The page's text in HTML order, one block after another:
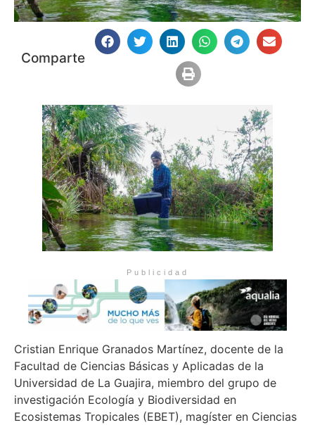
Comparte
Publicidad
Cristian Enrique Granados Martínez, docente de la
Facultad de Ciencias Básicas y Aplicadas de la
Universidad de La Guajira, miembro del grupo de
investigación Ecología y Biodiversidad en
Ecosistemas Tropicales (EBET), magíster en Ciencias